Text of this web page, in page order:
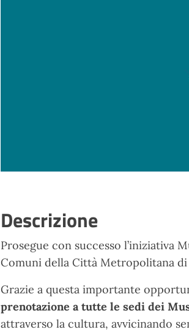
Descrizione
Prosegue con successo l’iniziativa
Comuni della Città Metropolitana di
Grazie a questa importante
prenotazione a tutte le sedi dei
attraverso la cultura, avvicinando